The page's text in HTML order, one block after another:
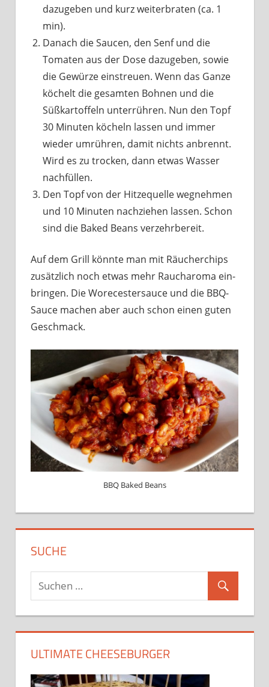
dazugeben und kurz weiterbraten (ca. 1
min).
Danach die Saucen, den Senf und die
Tomaten aus der Dose dazugeben, sowie
die Gewürze einstreuen. Wenn das Ganze
köchelt die gesamten Bohnen und die
Süßkartoffeln unterrühren. Nun den Topf
30 Minuten köcheln lassen und immer
wieder umrühren, damit nichts anbrennt.
Wird es zu trocken, dann etwas Wasser
nachfüllen.
Den Topf von der Hitzequelle wegnehmen
und 10 Minuten nachziehen lassen. Schon
sind die Baked Beans verzehrbereit.
Auf dem Grill könnte man mit Räucherchips
zusätzlich noch etwas mehr Raucharoma ein-
bringen. Die Worecestersauce und die BBQ-
Sauce machen aber auch schon einen guten
Geschmack.
BBQ Baked Beans
SUCHE
ULTIMATE CHEESEBURGER